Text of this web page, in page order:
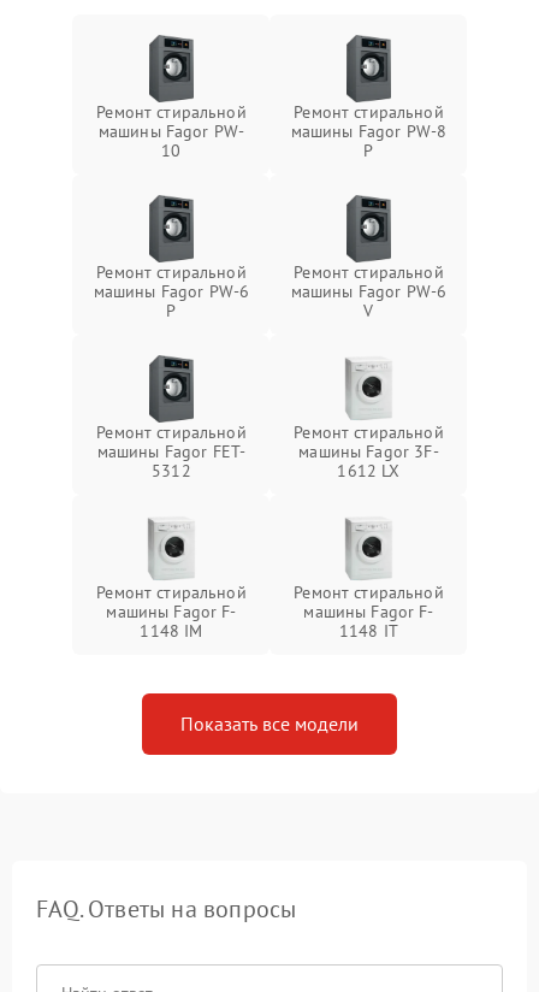
Ремонт стиральной
машины Fagor PW-
10
Ремонт стиральной
машины Fagor PW-8
P
Ремонт стиральной
машины Fagor PW-6
P
Ремонт стиральной
машины Fagor PW-6
V
Ремонт стиральной
машины Fagor FET-
5312
Ремонт стиральной
машины Fagor 3F-
1612 LX
Ремонт стиральной
машины Fagor F-
1148 IM
Ремонт стиральной
машины Fagor F-
1148 IT
Показать все модели
FAQ. Ответы на вопросы